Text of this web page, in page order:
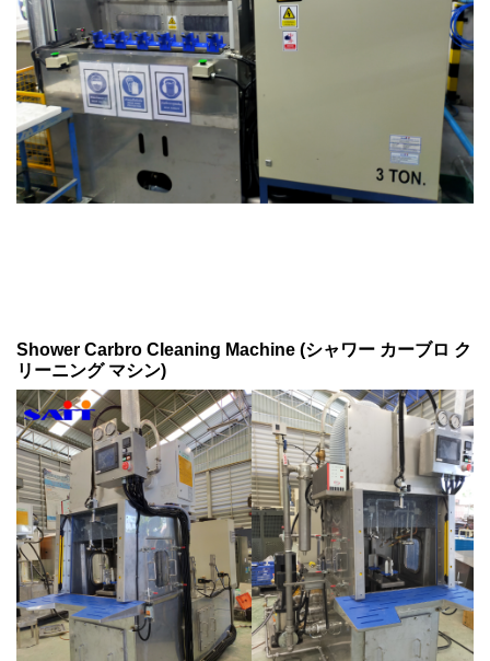
Shower Carbro Cleaning Machine (シャワー カーブロ ク
リーニング マシン)